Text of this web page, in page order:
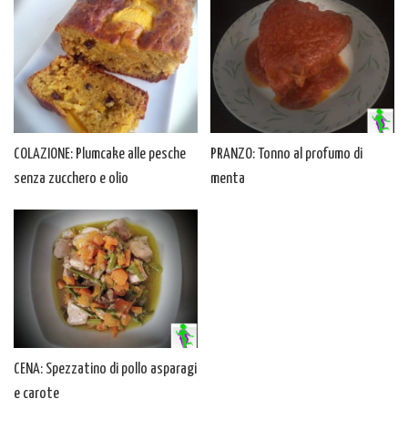
COLAZIONE: Plumcake alle pesche
senza zucchero e olio
PRANZO: Tonno al profumo di
menta
CENA: Spezzatino di pollo asparagi
e carote